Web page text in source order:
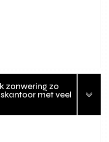
zonwering zo
met veel